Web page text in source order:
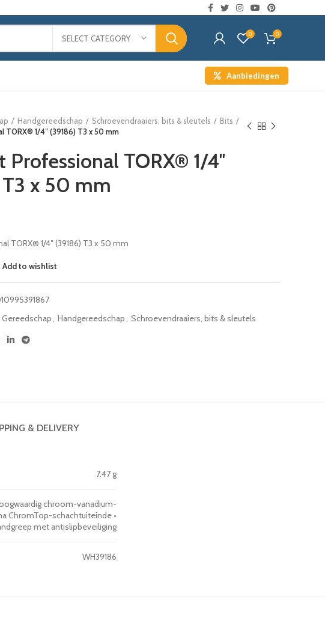
SELECT CATEGORY 0 0
Aanbiedingen
Handgereedschap Schroevendraaiers, bits & sleutels
Bits
TORX® 1/4″ (39186) T3 x 50 mm
Professional TORX® 1/4″
x 50 mm
TORX® 1/4″ (39186) T3 x 50 mm
Add to wishlist
Gereedschap, Handgereedschap, Schroevendraaiers, bits & sleutels
& DELIVERY
7.47 g
chroom-vanadium-
ChromTop-schachtuiteinde •
met antislipbeveiliging
WH39186